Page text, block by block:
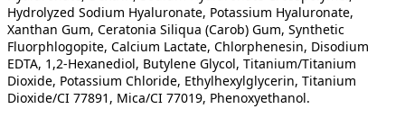
Hydrolyzed Sodium Hyaluronate, Potassium Hyaluronate,
Xanthan Gum, Ceratonia Siliqua (Carob) Gum, Synthetic
Fluorphlogopite, Calcium Lactate, Chlorphenesin, Disodium
EDTA, 1,2-Hexanediol, Butylene Glycol, Titanium/Titanium
Dioxide, Potassium Chloride, Ethylhexylglycerin, Titanium
Dioxide/CI 77891, Mica/CI 77019, Phenoxyethanol.